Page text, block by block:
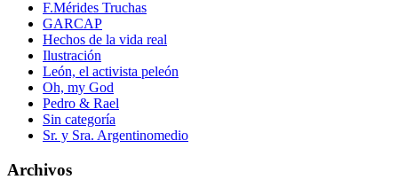
F.Mérides Truchas
GARCAP
Hechos de la vida real
Ilustración
León, el activista peleón
Oh, my God
Pedro & Rael
Sin categoría
Sr. y Sra. Argentinomedio
Archivos